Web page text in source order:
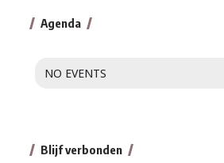
Agenda
NO EVENTS
Blijf verbonden